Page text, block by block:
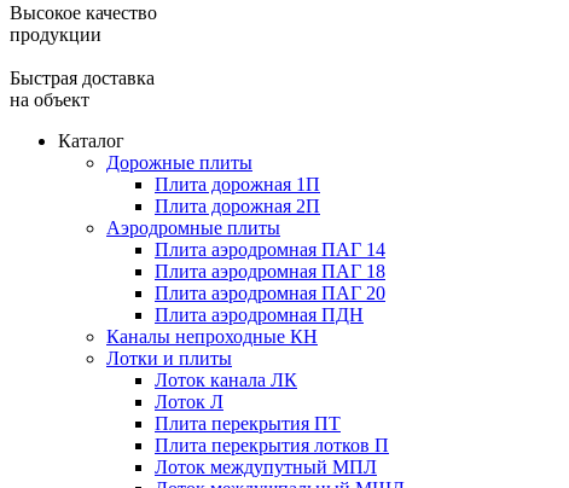
Высокое качество
продукции
Быстрая доставка
на объект
Каталог
Дорожные плиты
Плита дорожная 1П
Плита дорожная 2П
Аэродромные плиты
Плита аэродромная ПАГ 14
Плита аэродромная ПАГ 18
Плита аэродромная ПАГ 20
Плита аэродромная ПДН
Каналы непроходные КН
Лотки и плиты
Лоток канала ЛК
Лоток Л
Плита перекрытия ПТ
Плита перекрытия лотков П
Лоток междупутный МПЛ